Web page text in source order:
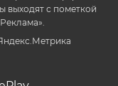
выходят с пометкой